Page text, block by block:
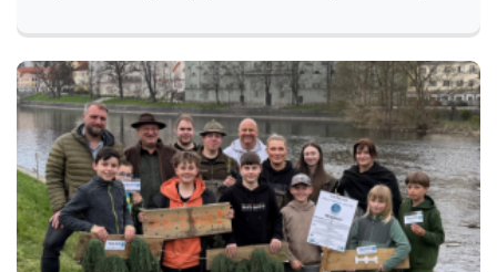
absolutní vrchol.